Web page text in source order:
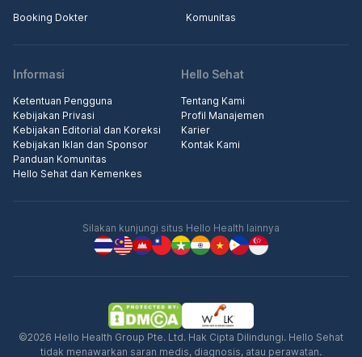
Booking Dokter
Komunitas
Informasi
Ketentuan Pengguna
Kebijakan Privasi
Kebijakan Editorial dan Koreksi
Kebijakan Iklan dan Sponsor
Panduan Komunitas
Hello Sehat dan Kemenkes
Hello Sehat
Tentang Kami
Profil Manajemen
Karier
Kontak Kami
Silakan kunjungi situs Hello Health lainnya
©2026 Hello Health Group Pte. Ltd. Hak Cipta Dilindungi. Hello Sehat
tidak menawarkan saran medis, diagnosis, atau perawatan.